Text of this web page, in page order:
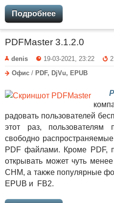
Подробнее
PDFMaster 3.1.2.0
denis 19-03-2021, 23:22
Офис / PDF, DjVu, EPUB
радовать пользователей
этот раз, пользователям
свободно
PDF файлами. Кроме PDF,
открывать может чуть
CHM, а также популярные
EPUB и FB2.